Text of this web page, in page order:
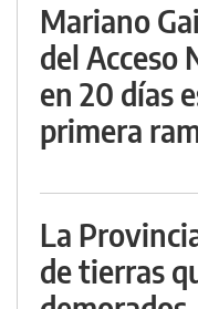
Mariano
del Acceso
en 20 días
primera
La
de tierras